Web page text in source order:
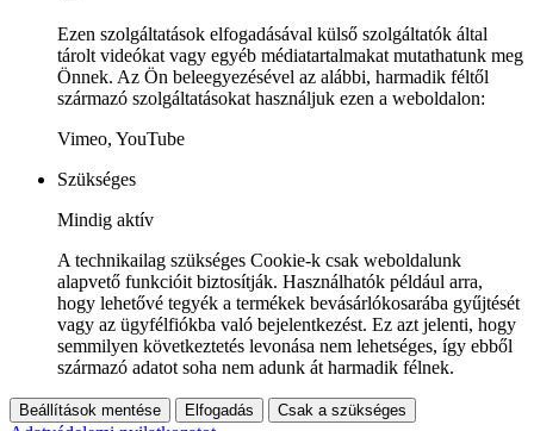
Ezen szolgáltatások elfogadásával külső szolgáltatók által
tárolt videókat vagy egyéb médiatartalmakat mutathatunk meg
Önnek. Az Ön beleegyezésével az alábbi, harmadik féltől
származó szolgáltatásokat használjuk ezen a weboldalon:
Vimeo, YouTube
Szükséges
Mindig aktív
A technikailag szükséges Cookie-k csak weboldalunk
alapvető funkcióit biztosítják. Használhatók például arra,
hogy lehetővé tegyék a termékek bevásárlókosarába gyűjtését
vagy az ügyfélfiókba való bejelentkezést. Ez azt jelenti, hogy
semmilyen következtetés levonása nem lehetséges, így ebből
származó adatot soha nem adunk át harmadik félnek.
Beállítások mentése Elfogadás Csak a szükséges